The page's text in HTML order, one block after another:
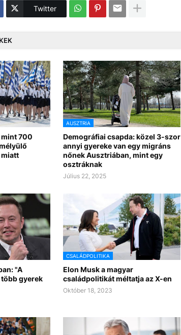
Twitter
700
AUSZTRIA
Demográfiai csapda: közel 3-szor
annyi gyereke van egy migráns
nőnek Ausztriában, mint egy
osztráknak
Július 22, 2025
"A
gyerek
CSALÁDPOLITIKA
Elon Musk a magyar
családpolitikát méltatja az X-en
Október 18, 2023